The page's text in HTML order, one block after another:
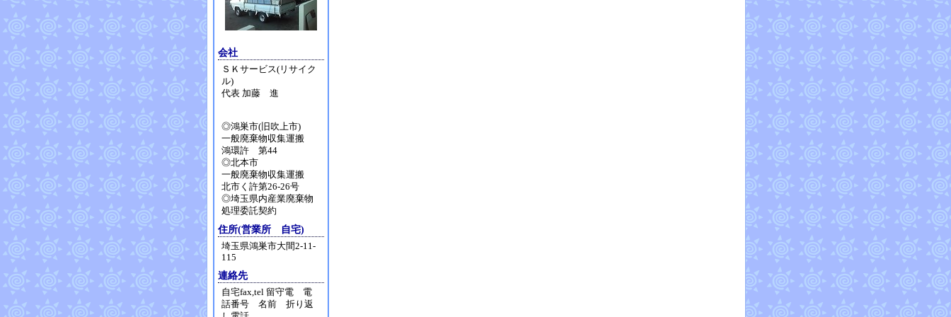
会社
ＳＫサービス(リサイク
ル)
代表 加藤 進
◎鴻巣市(旧吹上市)
一般廃棄物収集運搬
鴻環許 第44
◎北本市
一般廃棄物収集運搬
北市く許第26-26号
◎埼玉県内産業廃棄物
処理委託契約
住所(営業所 自宅)
埼玉県鴻巣市大間2-11-
115
連絡先
自宅fax,tel 留守電 電
話番号 名前 折り返